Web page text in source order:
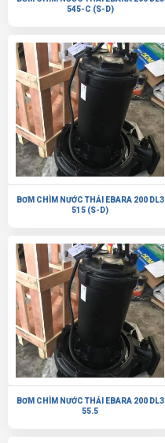
545-C (S-D)
BƠM CHÌM NƯỚC THẢI EBARA 200 DL3
515 (S-D)
BƠM CHÌM NƯỚC THẢI EBARA 200 DL3
55.5